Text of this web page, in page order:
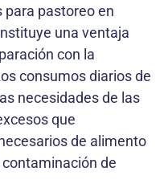
para pastoreo en
una ventaja
con la
consumos diarios de
necesidades de las
que
de alimento
de